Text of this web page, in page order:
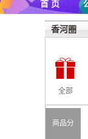
香河圈
全部
商品分